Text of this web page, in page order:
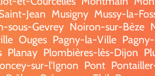
Jean Musigny Mussy-la-
sous-Gevrey Noiron-sur-Bèze
Ouges Pagny-la-Ville
Planay Plombières-lès-Dijon
sur-l'Ignon Pont